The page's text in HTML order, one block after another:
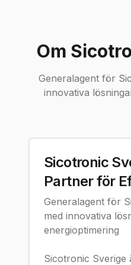
Om
Generalagent för
innovativa
Sicotronic
Partner för
Generalagent för
med innovativa
energioptimering
Sicotronic Sverige